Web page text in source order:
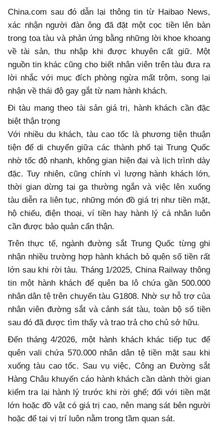
China.com sau đó dẫn lại thông tin từ Haibao News,
xác nhận người đàn ông đã đặt một cọc tiền lên bàn
trong toa tàu và phản ứng bằng những lời khoe khoang
về tài sản, thu nhập khi được khuyên cất giữ. Một
nguồn tin khác cũng cho biết nhân viên trên tàu đưa ra
lời nhắc với mục đích phòng ngừa mất trộm, song lại
nhận về thái độ gay gắt từ nam hành khách.
Đi tàu mang theo tài sản giá trị, hành khách cần đặc
biệt thận trọng
Với nhiều du khách, tàu cao tốc là phương tiện thuận
tiện để di chuyển giữa các thành phố tại Trung Quốc
nhờ tốc độ nhanh, không gian hiện đại và lịch trình dày
đặc. Tuy nhiên, cũng chính vì lượng hành khách lớn,
thời gian dừng tại ga thường ngắn và việc lên xuống
tàu diễn ra liên tục, những món đồ giá trị như tiền mặt,
hộ chiếu, điện thoại, ví tiền hay hành lý cá nhân luôn
cần được bảo quản cẩn thận.
Trên thực tế, ngành đường sắt Trung Quốc từng ghi
nhận nhiều trường hợp hành khách bỏ quên số tiền rất
lớn sau khi rời tàu. Tháng 1/2025, China Railway thông
tin một hành khách để quên ba lô chứa gần 500.000
nhân dân tệ trên chuyến tàu G1808. Nhờ sự hỗ trợ của
nhân viên đường sắt và cảnh sát tàu, toàn bộ số tiền
sau đó đã được tìm thấy và trao trả cho chủ sở hữu.
Đến tháng 4/2026, một hành khách khác tiếp tục để
quên vali chứa 570.000 nhân dân tệ tiền mặt sau khi
xuống tàu cao tốc. Sau vụ việc, Công an Đường sắt
Hàng Châu khuyến cáo hành khách cần dành thời gian
kiểm tra lại hành lý trước khi rời ghế; đối với tiền mặt
lớn hoặc đồ vật có giá trị cao, nên mang sát bên người
hoặc để tại vị trí luôn nằm trong tầm quan sát.